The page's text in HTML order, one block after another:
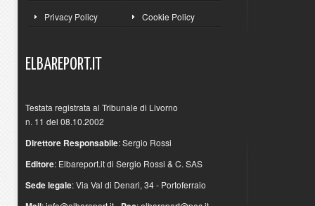
Privacy Policy Cookie Policy
ELBAREPORT.IT
Testata registrata al Tribunale di Livorno
n. 11 del 08.10.2002
Direttore Responsabile: Sergio Rossi
Editore: Elbareport.it di Sergio Rossi & C. SAS
Sede legale: Via Val di Denari, 34 - Portoferraio